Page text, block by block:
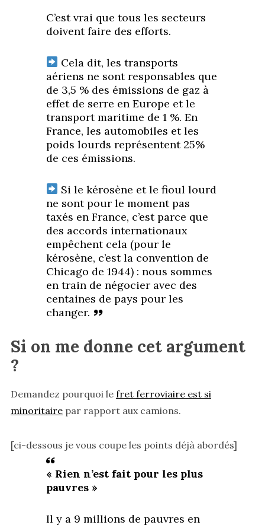
C’est vrai que tous les secteurs
doivent faire des efforts.
Cela dit, les transports
aériens ne sont responsables que
de 3,5 % des émissions de gaz à
effet de serre en Europe et le
transport maritime de 1 %. En
France, les automobiles et les
poids lourds représentent 25%
de ces émissions.
Si le kérosène et le fioul lourd
ne sont pour le moment pas
taxés en France, c’est parce que
des accords internationaux
empêchent cela (pour le
kérosène, c’est la convention de
Chicago de 1944) : nous sommes
en train de négocier avec des
centaines de pays pour les
changer.
Si on me donne cet argument
?
Demandez pourquoi le fret ferroviaire est si
minoritairepar rapport aux camions.
[ci-dessous je vous coupe les points déjà abordés]
« Rien n’est fait pour les plus
pauvres »
Il y a 9 millions de pauvres en